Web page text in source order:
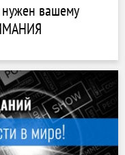
нужен вашему